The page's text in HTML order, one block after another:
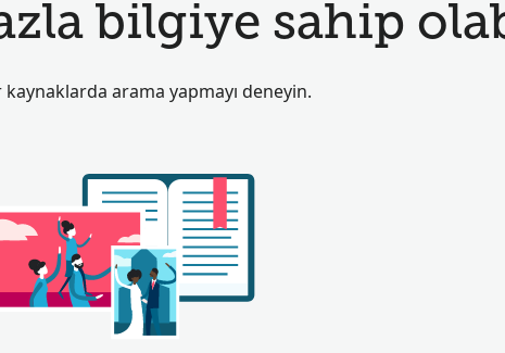
bilgiye sahip
kaynaklarda arama yapmayı deneyin.